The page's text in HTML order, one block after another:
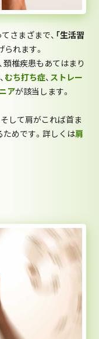
さまざまで、 「生活習
れます。
頚椎疾患もあてはまり
むち打ち症、 ストレー
アが該当します。
して肩がこれば首ま
ためです。詳しくは肩